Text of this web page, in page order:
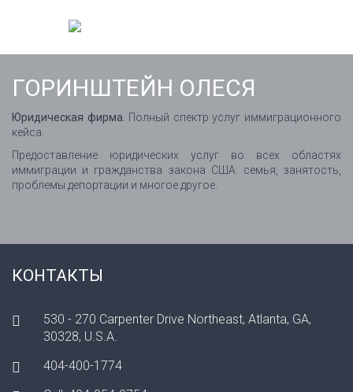
ГОРИНШТЕЙН ОЛЕСЯ
Юридическая фирма.
Полный спектр услуг иммиграционного
кейса.
Предоставление юридических услуг во всех областях
иммиграции и гражданства закона США: семья, занятость,
проблемы депортации и многое другое.
КОНТАКТЫ
530 - 270 Carpenter Drive Northeast, Atlanta, GA,
30328, U.S.A.
404-400-1774